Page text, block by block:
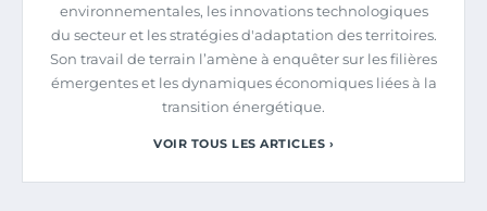
environnementales, les innovations technologiques
du secteur et les stratégies d'adaptation des territoires.
Son travail de terrain l’amène à enquêter sur les filières
émergentes et les dynamiques économiques liées à la
transition énergétique.
VOIR TOUS LES ARTICLES ›